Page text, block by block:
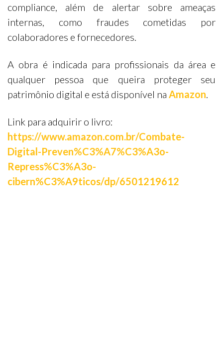
compliance, além de alertar sobre ameaças
internas, como fraudes cometidas por
colaboradores e fornecedores.
A obra é indicada para profissionais da área e
qualquer pessoa que queira proteger seu
patrimônio digital e está disponível na Amazon
Link para adquirir o livro:
https://www.amazon.com.br/Combate-
Digital-Preven%C3%A7%C3%A3o-
Repress%C3%A3o-
cibern%C3%A9ticos/dp/6501219612